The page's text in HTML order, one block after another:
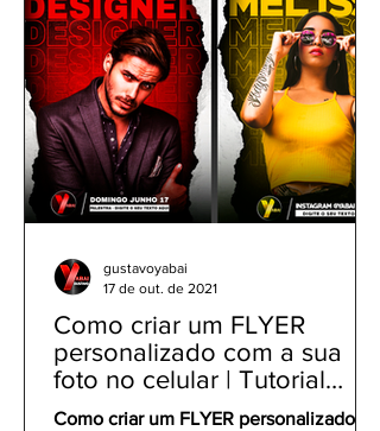
Como criar um FLYER
personalizado com a sua
foto no celular | Tutorial
PicsArt app gratuito
Como criar um FLYER personalizado
gustavoyabai
17 de out. de 2021